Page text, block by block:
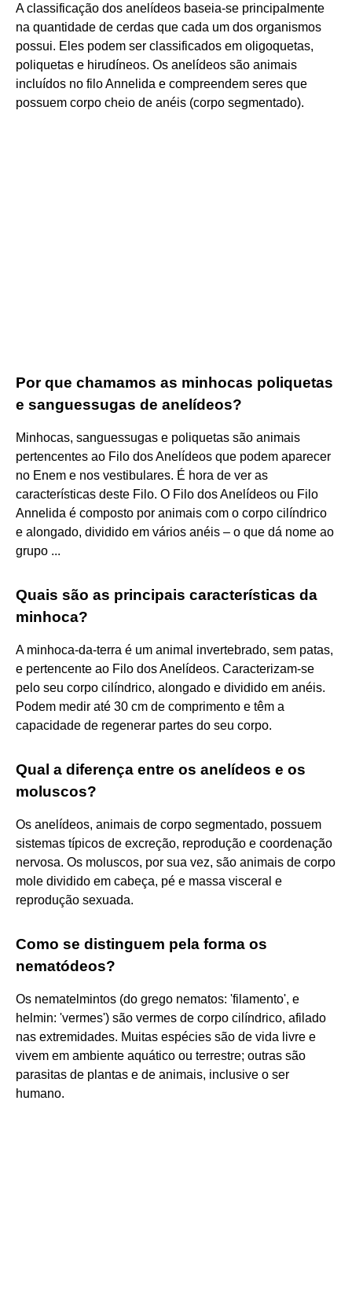
A classificação dos anelídeos baseia-se principalmente
na quantidade de cerdas que cada um dos organismos
possui. Eles podem ser classificados em oligoquetas,
poliquetas e hirudíneos. Os anelídeos são animais
incluídos no filo Annelida e compreendem seres que
possuem corpo cheio de anéis (corpo segmentado).
Por que chamamos as minhocas poliquetas
e sanguessugas de anelídeos?
Minhocas, sanguessugas e poliquetas são animais
pertencentes ao Filo dos Anelídeos que podem aparecer
no Enem e nos vestibulares. É hora de ver as
características deste Filo. O Filo dos Anelídeos ou Filo
Annelida é composto por animais com o corpo cilíndrico
e alongado, dividido em vários anéis – o que dá nome ao
grupo ...
Quais são as principais características da
minhoca?
A minhoca-da-terra é um animal invertebrado, sem patas,
e pertencente ao Filo dos Anelídeos. Caracterizam-se
pelo seu corpo cilíndrico, alongado e dividido em anéis.
Podem medir até 30 cm de comprimento e têm a
capacidade de regenerar partes do seu corpo.
Qual a diferença entre os anelídeos e os
moluscos?
Os anelídeos, animais de corpo segmentado, possuem
sistemas típicos de excreção, reprodução e coordenação
nervosa. Os moluscos, por sua vez, são animais de corpo
mole dividido em cabeça, pé e massa visceral e
reprodução sexuada.
Como se distinguem pela forma os
nematódeos?
Os nematelmintos (do grego nematos: 'filamento', e
helmin: 'vermes') são vermes de corpo cilíndrico, afilado
nas extremidades. Muitas espécies são de vida livre e
vivem em ambiente aquático ou terrestre; outras são
parasitas de plantas e de animais, inclusive o ser
humano.